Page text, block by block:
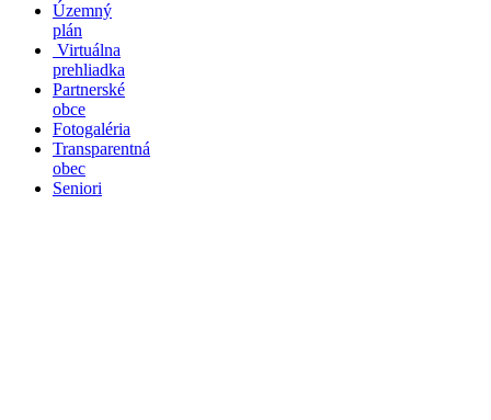
Územný
plán
Virtuálna
prehliadka
Partnerské
obce
Fotogaléria
Transparentná
obec
Seniori